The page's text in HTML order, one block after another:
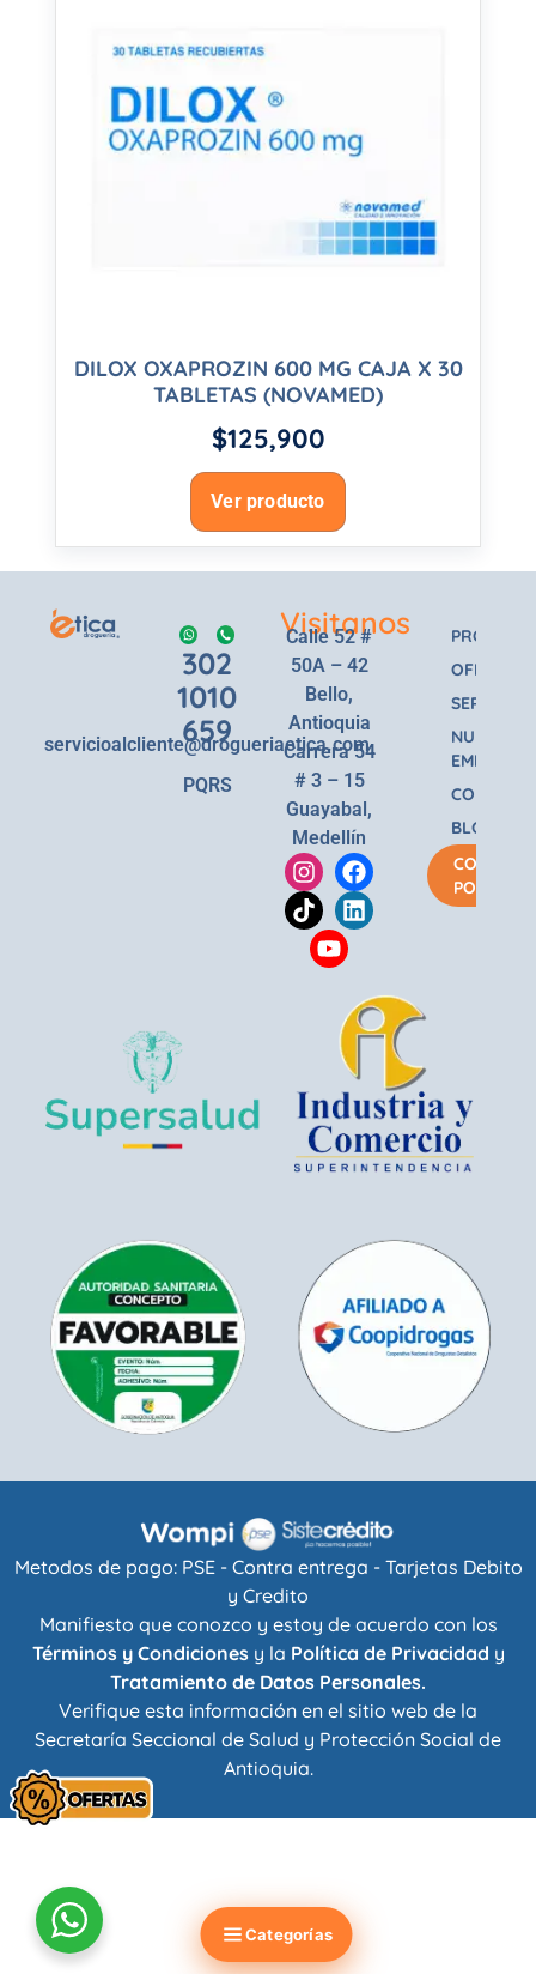
DILOX OXAPROZIN 600 MG CAJA X 30
TABLETAS (NOVAMED)
$125,900
Ver producto
302
1010
659
servicioalcliente@drogueriaetica.com
PQRS
Visitanos
Calle 52 #
50A – 42
Bello,
Antioquia
Carrera 54
# 3 – 15
Guayabal,
Medellín
OFERTAS
SERVICIOS
NUESTRA
EMPRESA
BLOG
COMPRA
POR
Metodos de pago: PSE - Contra entrega - Tarjetas Debito
y Credito
Manifiesto que conozco y estoy de acuerdo con los
Términos y Condicionesy la Política de Privacidad y
Tratamiento de Datos Personales.
Verifique esta información en el sitio web de la
Secretaría Seccional de Salud y Protección Social de
Antioquia.
Categorías